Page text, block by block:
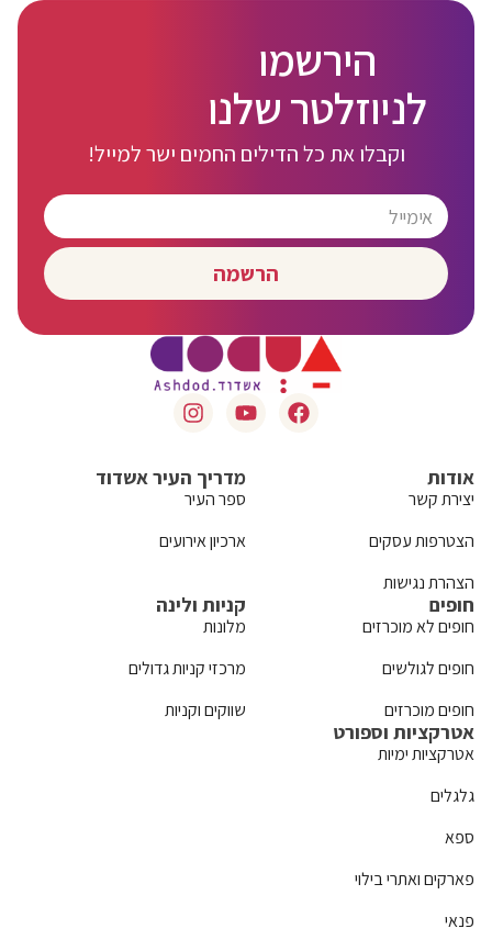
הירשמו
לניוזלטר שלנו
וקבלו את כל הדילים החמים ישר למייל!
הרשמה
אודות
יצירת קשר
הצטרפות עסקים
הצהרת נגישות
מדריך העיר אשדוד
ספר העיר
ארכיון אירועים
חופים
חופים לא מוכרזים
חופים לגולשים
חופים מוכרזים
קניות ולינה
מלונות
מרכזי קניות גדולים
שווקים וקניות
אטרקציות וספורט
אטרקציות ימיות
גלגלים
ספא
פארקים ואתרי בילוי
פנאי